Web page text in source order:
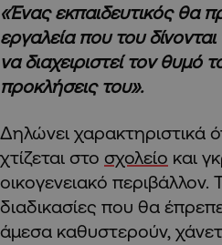
«Ένας εκπαιδευτικός θα
εργαλεία που του
να διαχειριστεί τον θυμό
προκλήσεις του».
Δηλώνει χαρακτηριστικά
χτίζεται στο σχολείο και
οικογενειακό περιβάλλον.
διαδικασίες που θα
άμεσα καθυστερούν,